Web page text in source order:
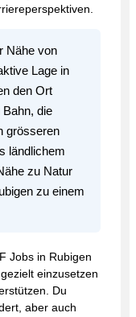
Nähe von
Lage in
den Ort
die
grösseren
ländlichem
zu Natur
zu einem
Jobs in Rubigen
einzusetzen
Du
aber auch